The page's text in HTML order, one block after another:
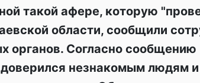
такой афере, которую
области, сообщили
органов. Согласно сообщению
незнакомым людям и